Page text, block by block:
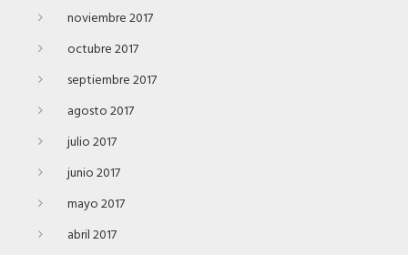
noviembre 2017
octubre 2017
septiembre 2017
agosto 2017
julio 2017
junio 2017
mayo 2017
abril 2017